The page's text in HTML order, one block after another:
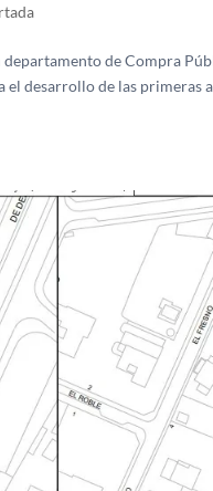
de Compra
desarrollo de las primeras